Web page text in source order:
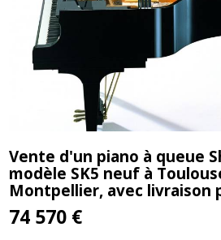
Vente d'un piano à queue
modèle SK5 neuf à
Montpellier, avec livraison
74 570 €